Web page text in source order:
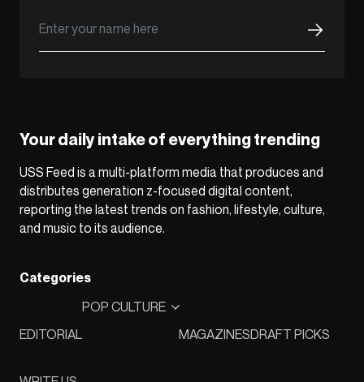
Your daily intake of everything trending
USS Feed is a multi-platform media that produces and
distributes generation z-focused digital content,
reporting the latest trends on fashion, lifestyle, culture,
and music to its audience.
Categories
EDITORIAL
POP CULTURE
MAGAZINESDRAFT PICKS